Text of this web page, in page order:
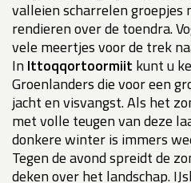
valleien scharrelen groepjes
rendieren over de toendra.
vele meertjes voor de trek
In Ittoqqortoormiit kunt u
Groenlanders die voor een
jacht en visvangst. Als het
met volle teugen van deze
donkere winter is immers
Tegen de avond spreidt de
deken over het landschap.